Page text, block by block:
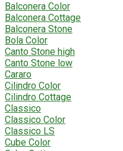
Balconera Color
Balconera Cottage
Balconera Stone
Bola Color
Canto Stone high
Canto Stone low
Cararo
Cilindro Color
Cilindro Cottage
Classico
Classico Color
Classico LS
Cube Color